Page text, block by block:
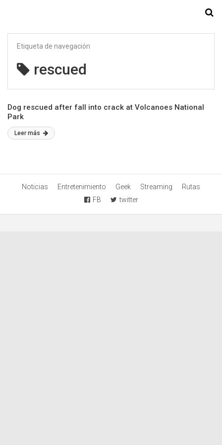
Etiqueta de navegación
rescued
Dog rescued after fall into crack at Volcanoes National
Park
Leer más
Noticias Entretenimiento Geek Streaming
Rutas
FB
twitter